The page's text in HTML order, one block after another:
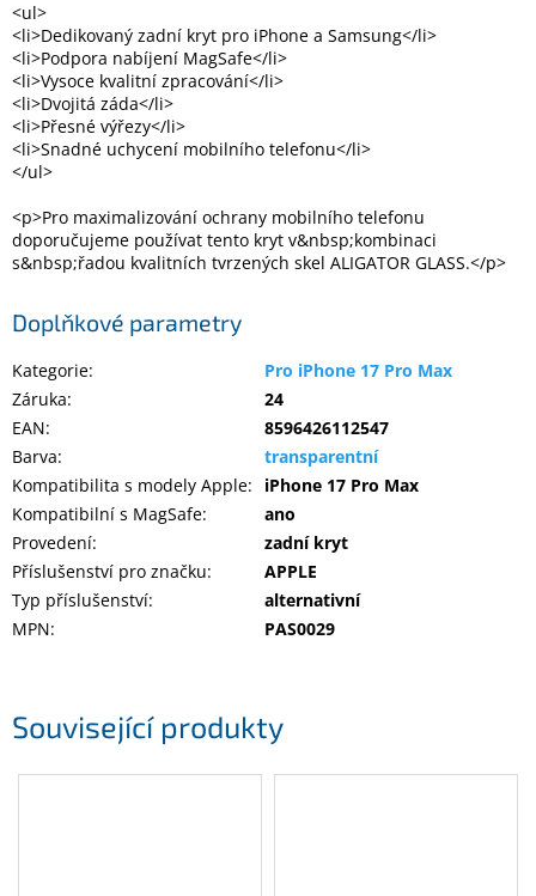
Přihlášení
Související produkty
<ul>
<li>Dedikovaný zadní kryt pro iPhone a Samsung</li>
<li>Podpora nabíjení MagSafe</li>
<li>Vysoce kvalitní zpracování</li>
<li>Dvojitá záda</li>
<li>Přesné výřezy</li>
<li>Snadné uchycení mobilního telefonu</li>
</ul>
<p>Pro maximalizování ochrany mobilního telefonu
doporučujeme používat tento kryt v&nbsp;kombinaci
s&nbsp;řadou kvalitních tvrzených skel ALIGATOR GLASS.</p>
Doplňkové parametry
Kategorie:
Pro iPhone 17 Pro Max
Záruka:
24
EAN:
8596426112547
Barva:
transparentní
Kompatibilita s modely Apple:
iPhone 17 Pro Max
Kompatibilní s MagSafe:
ano
Provedení:
zadní kryt
Příslušenství pro značku:
APPLE
Typ příslušenství:
alternativní
MPN: PAS0029